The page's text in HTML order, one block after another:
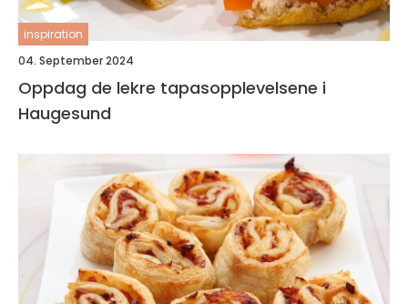
inspiration
04. September 2024
Oppdag de lekre tapasopplevelsene i
Haugesund